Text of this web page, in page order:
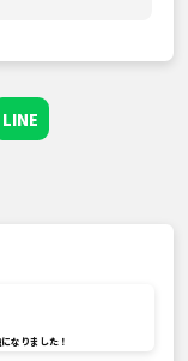
LINE
なりました！